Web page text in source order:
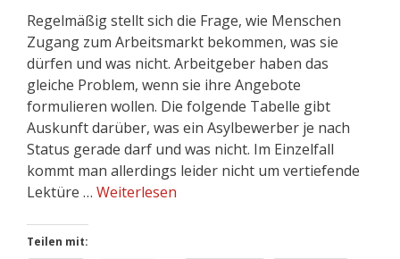
Regelmäßig stellt sich die Frage, wie Menschen
Zugang zum Arbeitsmarkt bekommen, was sie
dürfen und was nicht. Arbeitgeber haben das
gleiche Problem, wenn sie ihre Angebote
formulieren wollen. Die folgende Tabelle gibt
Auskunft darüber, was ein Asylbewerber je nach
Status gerade darf und was nicht. Im Einzelfall
kommt man allerdings leider nicht um vertiefende
Lektüre … Weiterlesen
Teilen mit: